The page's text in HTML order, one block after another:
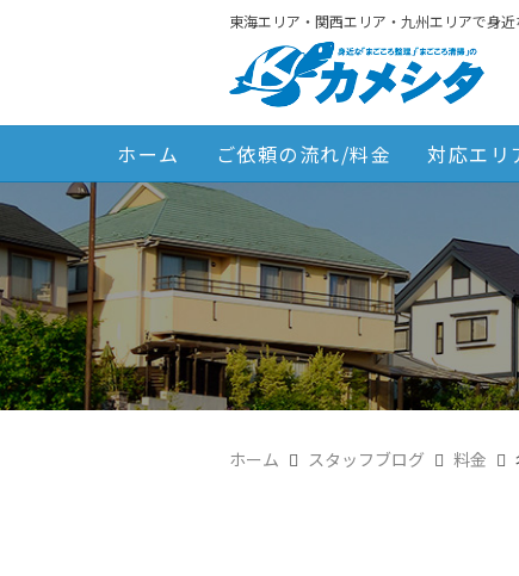
東海エリア・関西エリア・九州エリアで身
ホーム ご依頼の流れ/料金 対応エリ
ホーム スタッフブログ 料金